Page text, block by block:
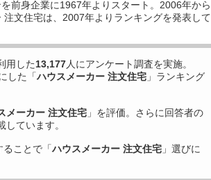
前身企業に1967年よりスタート。2006年から
文住宅は、2007年よりランキングを発表して
用した13,177人にアンケート調査を実施。
した「ハウスメーカー 注文住宅 」ランキング
メーカー 注文住宅 」を評価。さらに回答者の
ています。
ることで「ハウスメーカー 注文住宅 」選びに